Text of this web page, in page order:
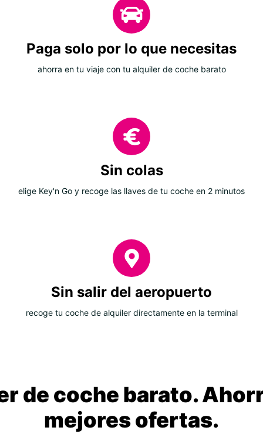
Paga solo por lo que necesitas
ahorra en tu viaje con tu alquiler de coche barato
Sin colas
elige Key'n Go y recoge las llaves de tu coche en 2 minutos
Sin salir del aeropuerto
recoge tu coche de alquiler directamente en la terminal
de coche barato.
mejores ofertas.